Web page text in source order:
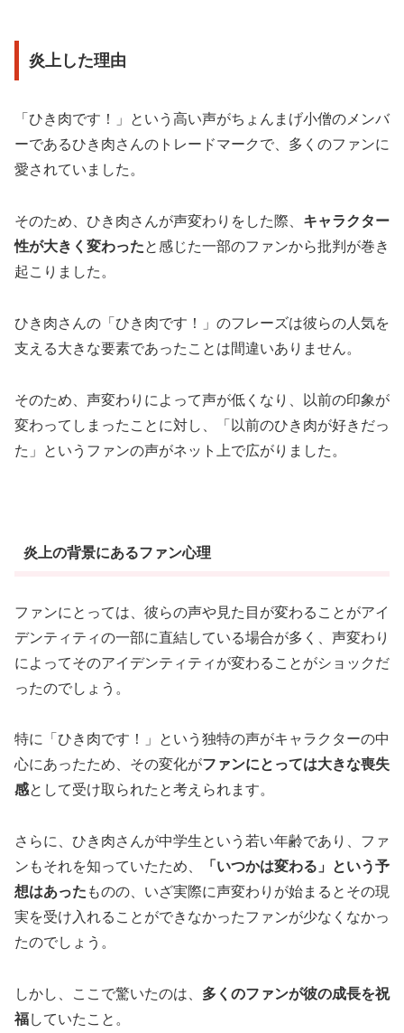
炎上した理由
「ひき肉です！」という高い声がちょんまげ小僧のメンバ
ーであるひき肉さんのトレードマークで、多くのファンに
愛されていました。
そのため、ひき肉さんが声変わりをした際、 キャラクター
性が大きく変わったと感じた一部のファンから批判が巻き
起こりました。
ひき肉さんの「ひき肉です！」のフレーズは彼らの人気を
支える大きな要素であったことは間違いありません。
そのため、声変わりによって声が低くなり、以前の印象が
変わってしまったことに対し、「以前のひき肉が好きだっ
た」というファンの声がネット上で広がりました。
炎上の背景にあるファン心理
ファンにとっては、彼らの声や見た目が変わることがアイ
デンティティの一部に直結している場合が多く、声変わり
によってそのアイデンティティが変わることがショックだ
ったのでしょう。
特に「ひき肉です！」という独特の声がキャラクターの中
心にあったため、その変化がファンにとっては大きな喪失
感として受け取られたと考えられます。
さらに、ひき肉さんが中学生という若い年齢であり、ファ
ンもそれを知っていたため、
「いつかは変わる」という予
想はあった ものの、いざ実際に声変わりが始まるとその現
実を受け入れることができなかったファンが少なくなかっ
たのでしょう。
しかし、ここで驚いたのは、 多くのファンが彼の成長を祝
福していたこと。